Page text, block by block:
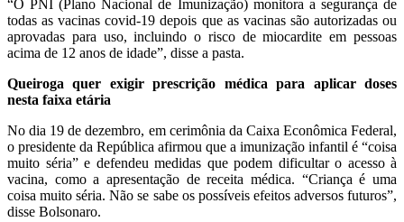
“O PNI (Plano Nacional de Imunização) monitora a segurança de
todas as vacinas covid-19 depois que as vacinas são autorizadas ou
aprovadas para uso, incluindo o risco de miocardite em pessoas
acima de 12 anos de idade”, disse a pasta.
Queiroga quer exigir prescrição médica para aplicar doses
nesta faixa etária
No dia 19 de dezembro, em cerimônia da Caixa Econômica Federal,
o presidente da República afirmou que a imunização infantil é “coisa
muito séria” e defendeu medidas que podem dificultar o acesso à
vacina, como a apresentação de receita médica. “Criança é uma
coisa muito séria. Não se sabe os possíveis efeitos adversos futuros”,
disse Bolsonaro.